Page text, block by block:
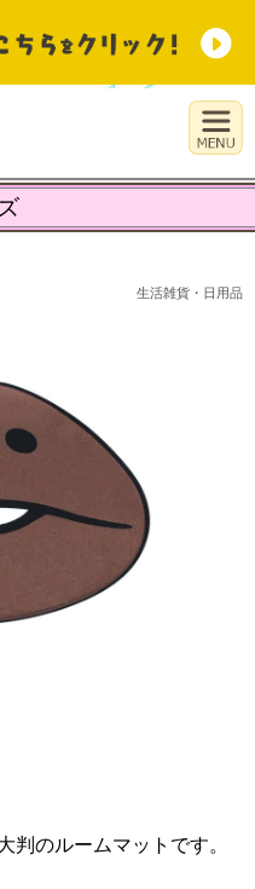
生活雑貨・日用品
判のルームマットです。